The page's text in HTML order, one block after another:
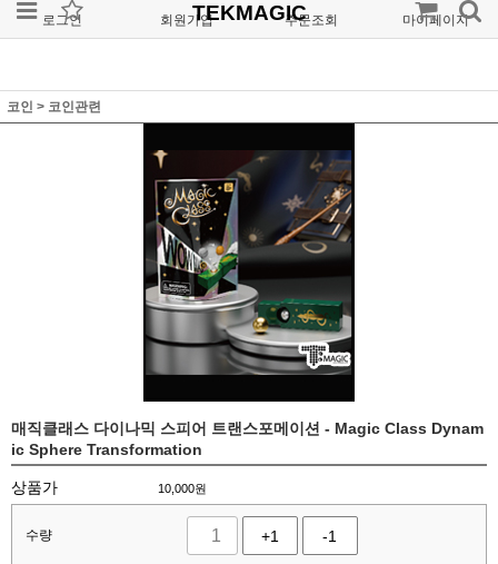
로그인 회원가입 주문조회 마이페이지
TEKMAGIC
코인 > 코인관련
매직클래스 다이나믹 스피어 트랜스포메이션 - Magic Class Dynam
ic Sphere Transformation
상품가 10,000원
수량 +1 -1